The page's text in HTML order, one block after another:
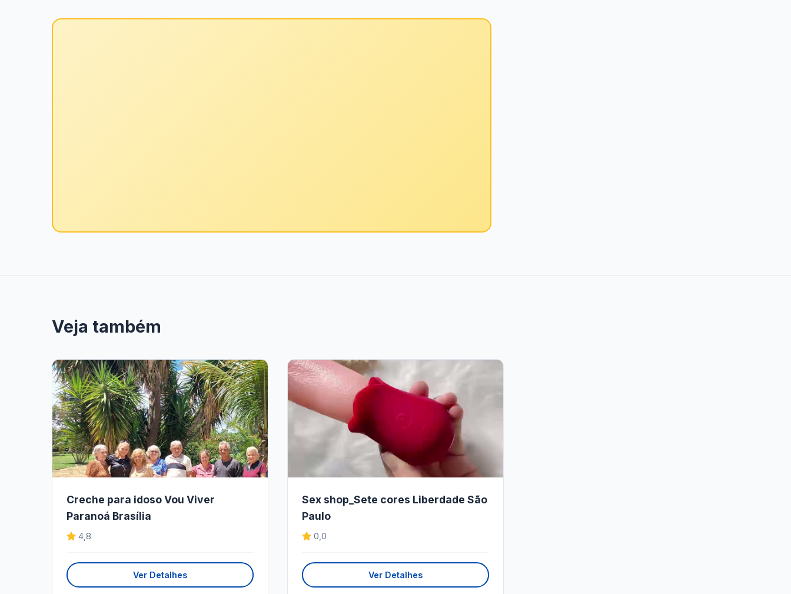
Veja também
Creche para idoso Vou Viver
Paranoá Brasília
4,8
Ver Detalhes
Sex shop_Sete cores Liberdade São
Paulo
0,0
Ver Detalhes